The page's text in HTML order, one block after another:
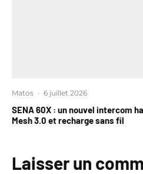
Matos · 6 juillet 2026
SENA 60X : un nouvel intercom
Mesh 3.0 et recharge sans fil
Laisser un